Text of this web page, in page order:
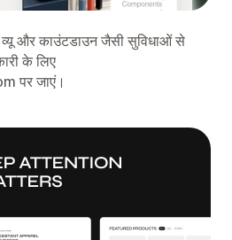
और काउंटडाउन जैसी सुविधाओं से
के लिए
पर जाएं।